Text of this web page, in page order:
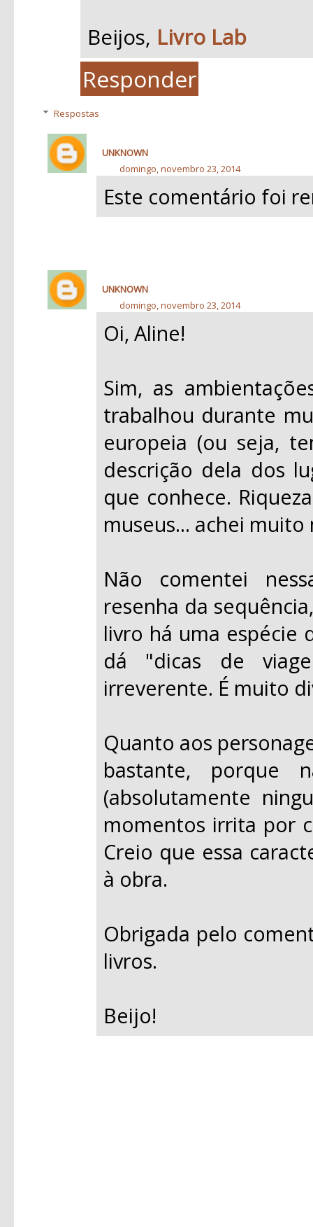
Beijos, Livro Lab
Responder
Respostas
UNKNOWN
domingo, novembro 23, 2014
Este comentário foi
UNKNOWN
domingo, novembro 23, 2014
Oi, Aline!
Sim, as
trabalhou durante
europeia (ou seja,
descrição dela dos
que conhece.
museus... achei
Não comentei
resenha da
livro há uma espécie
dá "dicas de
irreverente. É muito
Quanto aos
bastante, porque
(absolutamente
momentos irrita por
Creio que essa
à obra.
Obrigada pelo
livros.
Beijo!